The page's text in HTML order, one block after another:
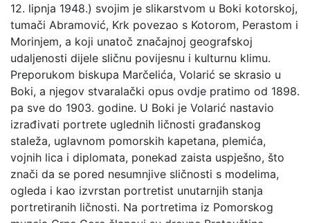
12. lipnja 1948.) svojim je slikarstvom u Boki kotorskoj,
tumači Abramović, Krk povezao s Kotorom, Perastom i
Morinjem, a koji unatoč značajnoj geografskoj
udaljenosti dijele sličnu povijesnu i kulturnu klimu.
Preporukom biskupa Marčelića, Volarić se skrasio u
Boki, a njegov stvaralački opus ovdje pratimo od 1898.
pa sve do 1903. godine. U Boki je Volarić nastavio
izrađivati portrete uglednih ličnosti građanskog
staleža, uglavnom pomorskih kapetana, plemića,
vojnih lica i diplomata, ponekad zaista uspješno, što
znači da se pored nesumnjive sličnosti s modelima,
ogleda i kao izvrstan portretist unutarnjih stanja
portretiranih ličnosti. Na portretima iz Pomorskog